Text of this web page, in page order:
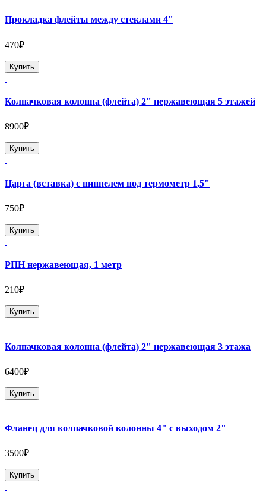
Прокладка флейты между стеклами 4"
470₽
Купить
Колпачковая колонна (флейта) 2" нержавеющая 5 этажей
8900₽
Купить
Царга (вставка) с ниппелем под термометр 1,5"
750₽
Купить
РПН нержавеющая, 1 метр
210₽
Купить
Колпачковая колонна (флейта) 2" нержавеющая 3 этажа
6400₽
Купить
Фланец для колпачковой колонны 4" с выходом 2"
3500₽
Купить